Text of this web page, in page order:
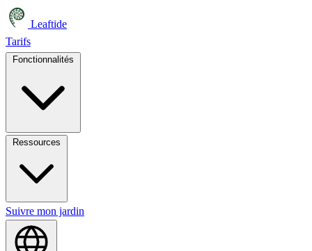
Leaftide
Tarifs
Suivre mon jardin